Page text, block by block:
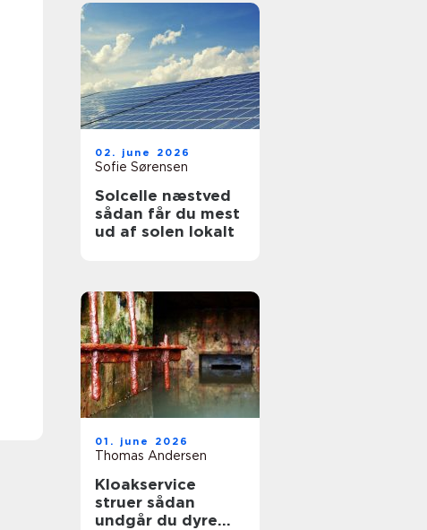
02. june 2026
Sofie Sørensen
Solcelle næstved
sådan får du mest
ud af solen lokalt
01. june 2026
Thomas Andersen
Kloakservice
struer sådan
undgår du dyre